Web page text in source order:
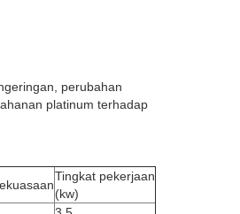
perubahan
platinum terhadap
Tingkat pekerjaan
(kw)